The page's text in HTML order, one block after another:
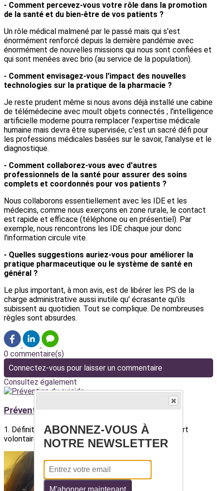
- Comment percevez-vous votre rôle dans la promotion
de la santé et du bien-être de vos patients ?
Un rôle médical malmené par le passé mais qui s'est
énormément renforcé depuis la dernière pandémie avec
énormément de nouvelles missions qui nous sont confiées et
qui sont menées avec brio (au service de la population).
- Comment envisagez-vous l'impact des nouvelles
technologies sur la pratique de la pharmacie ?
Je reste prudent même si nous avons déjà installé une cabine
de télémédecine avec moult objets connectés ; l'intelligence
artificielle moderne pourra remplacer l'expertise médicale
humaine mais devra être supervisée, c'est un sacré défi pour
les professions médicales basées sur le savoir, l'analyse et le
diagnostique.
- Comment collaborez-vous avec d'autres
professionnels de la santé pour assurer des soins
complets et coordonnés pour vos patients ?
Nous collaborons essentiellement avec les IDE et les
médecins, comme nous exerçons en zone rurale, le contact
est rapide et efficace (téléphone ou en présentiel). Par
exemple, nous rencontrons les IDE chaque jour donc
l'information circule vite.
- Quelles suggestions auriez-vous pour améliorer la
pratique pharmaceutique ou le système de santé en
général ?
Le plus important, à mon avis, est de libérer les PS de la
charge administrative aussi inutile qu' écrasante qu'ils
subissent au quotidien. Tout se complique. De nombreuses
règles sont absurdes.
0 commentaire(s)
Connectez-vous pour laisser un commentaire
Consultez également
Prévention du suicide
1. Définition : le suicide est l’acte de se donner la mort
volontairement.Il peut correspondre à...
ABONNEZ-VOUS À
NOTRE NEWSLETTER
M'abonner maintenant